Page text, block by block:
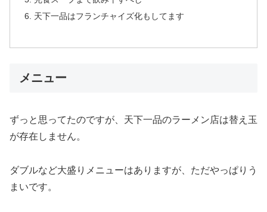
天下一品はフランチャイズ化もしてます
メニュー
ずっと思ってたのですが、天下一品のラーメン店は替え玉
が存在しません。
ダブルなど大盛りメニューはありますが、ただやっぱりう
まいです。